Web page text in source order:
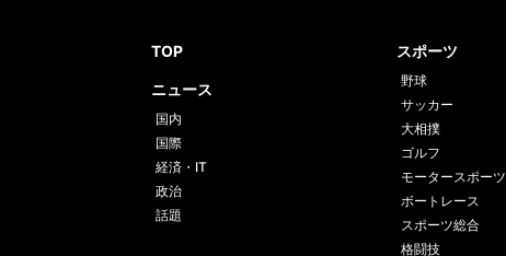
TOP
ニュース
国内
国際
経済・IT
政治
話題
スポーツ
野球
サッカー
大相撲
ゴルフ
モータースポーツ
ボートレース
スポーツ総合
格闘技